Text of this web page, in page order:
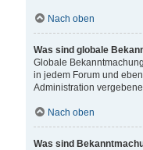
Nach oben
Was sind globale
Globale
in jedem Forum und
Administration
Nach oben
Was sind